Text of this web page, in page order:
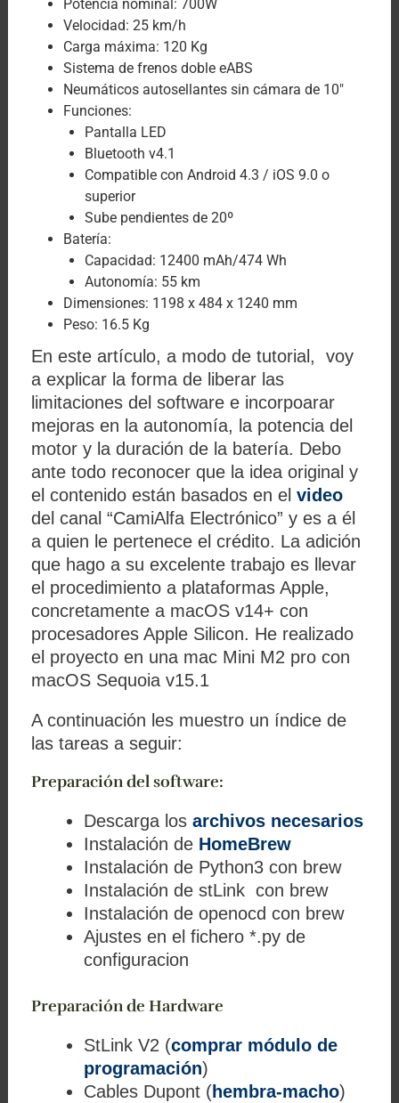
Potencia nominal: 700W
Velocidad: 25 km/h
Carga máxima: 120 Kg
Sistema de frenos doble eABS
Neumáticos autosellantes sin cámara de 10″
Funciones:
Pantalla LED
Bluetooth v4.1
Compatible con Android 4.3 / iOS 9.0 o
superior
Sube pendientes de 20º
Batería:
Capacidad: 12400 mAh/474 Wh
Autonomía: 55 km
Dimensiones: 1198 x 484 x 1240 mm
Peso: 16.5 Kg
En este artículo, a modo de tutorial, voy
a explicar la forma de liberar las
limitaciones del software e incorpoarar
mejoras en la autonomía, la potencia del
motor y la duración de la batería. Debo
ante todo reconocer que la idea original y
el contenido están basados en elvideo
del canal “CamiAlfa Electrónico” y es a él
a quien le pertenece el crédito. La adición
que hago a su excelente trabajo es llevar
el procedimiento a plataformas Apple,
concretamente a macOS v14+ con
procesadores Apple Silicon. He realizado
el proyecto en una mac Mini M2 pro con
macOS Sequoia v15.1
A continuación les muestro un índice de
las tareas a seguir:
Preparación del software:
Descarga losarchivos necesarios
Instalación de HomeBrew
Instalación de Python3 con brew
Instalación de stLink con brew
Instalación de openocd con brew
Ajustes en el fichero *.py de
configuracion
Preparación de Hardware
StLink V2 (comprar módulo de
programación)
Cables Dupont (hembra-macho)